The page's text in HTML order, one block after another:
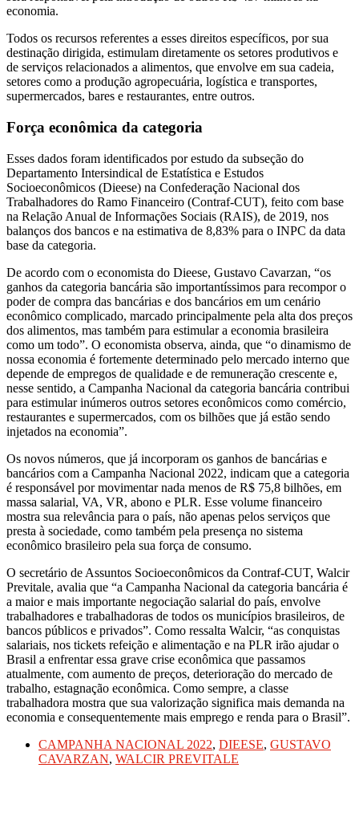
economia.
Todos os recursos referentes a esses direitos específicos, por sua
destinação dirigida, estimulam diretamente os setores produtivos e
de serviços relacionados a alimentos, que envolve em sua cadeia,
setores como a produção agropecuária, logística e transportes,
supermercados, bares e restaurantes, entre outros.
Força econômica da categoria
Esses dados foram identificados por estudo da subseção do
Departamento Intersindical de Estatística e Estudos
Socioeconômicos (Dieese) na Confederação Nacional dos
Trabalhadores do Ramo Financeiro (Contraf-CUT), feito com base
na Relação Anual de Informações Sociais (RAIS), de 2019, nos
balanços dos bancos e na estimativa de 8,83% para o INPC da data
base da categoria.
De acordo com o economista do Dieese, Gustavo Cavarzan, “os
ganhos da categoria bancária são importantíssimos para recompor o
poder de compra das bancárias e dos bancários em um cenário
econômico complicado, marcado principalmente pela alta dos preços
dos alimentos, mas também para estimular a economia brasileira
como um todo”. O economista observa, ainda, que “o dinamismo de
nossa economia é fortemente determinado pelo mercado interno que
depende de empregos de qualidade e de remuneração crescente e,
nesse sentido, a Campanha Nacional da categoria bancária contribui
para estimular inúmeros outros setores econômicos como comércio,
restaurantes e supermercados, com os bilhões que já estão sendo
injetados na economia”.
Os novos números, que já incorporam os ganhos de bancárias e
bancários com a Campanha Nacional 2022, indicam que a categoria
é responsável por movimentar nada menos de R$ 75,8 bilhões, em
massa salarial, VA, VR, abono e PLR. Esse volume financeiro
mostra sua relevância para o país, não apenas pelos serviços que
presta à sociedade, como também pela presença no sistema
econômico brasileiro pela sua força de consumo.
O secretário de Assuntos Socioeconômicos da Contraf-CUT, Walcir
Previtale, avalia que “a Campanha Nacional da categoria bancária é
a maior e mais importante negociação salarial do país, envolve
trabalhadores e trabalhadoras de todos os municípios brasileiros, de
bancos públicos e privados”. Como ressalta Walcir, “as conquistas
salariais, nos tickets refeição e alimentação e na PLR irão ajudar o
Brasil a enfrentar essa grave crise econômica que passamos
atualmente, com aumento de preços, deterioração do mercado de
trabalho, estagnação econômica. Como sempre, a classe
trabalhadora mostra que sua valorização significa mais demanda na
economia e consequentemente mais emprego e renda para o Brasil”.
CAMPANHA NACIONAL 2022, DIEESE, GUSTAVO
CAVARZAN, WALCIR PREVITALE